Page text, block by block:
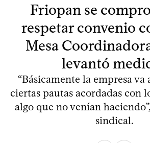
Friopan se
respetar convenio
Mesa
levantó
“Básicamente la empresa
ciertas pautas acordadas con
algo que no venían
sindical.